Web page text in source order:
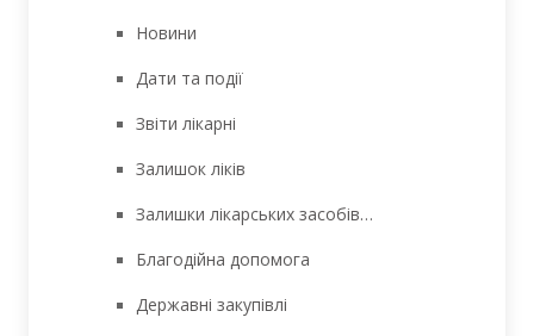
Новини
Дати та події
Звіти лікарні
Залишок ліків
Залишки лікарських засобів…
Благодійна допомога
Державні закупівлі